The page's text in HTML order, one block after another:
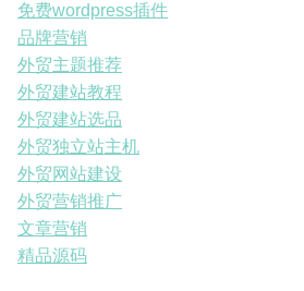
免费wordpress插件
品牌营销
外贸主题推荐
外贸建站教程
外贸建站选品
外贸独立站主机
外贸网站建设
外贸营销推广
文章营销
精品源码